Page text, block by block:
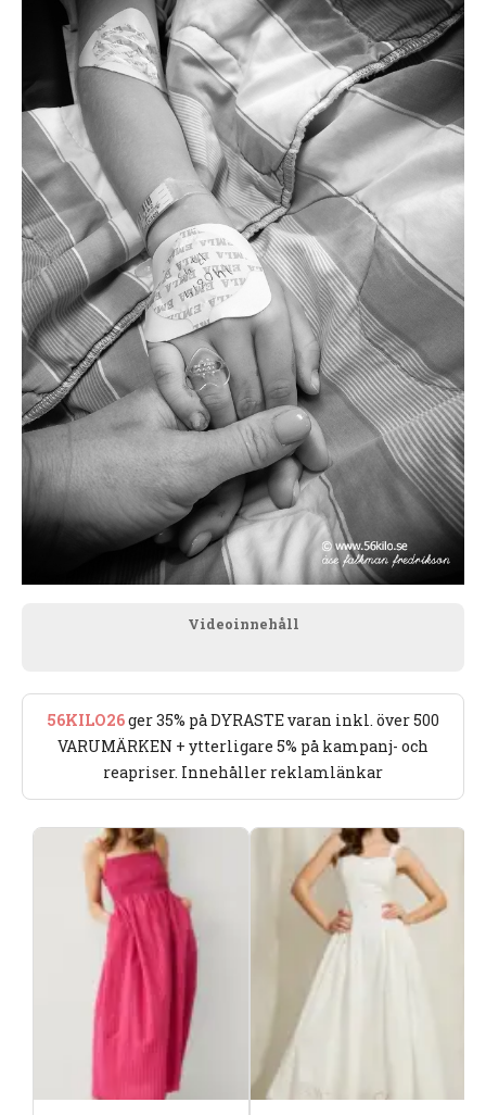
Videoinnehåll
56KILO26ger 35% på DYRASTE varan inkl. över 500
VARUMÄRKEN + ytterligare 5% på kampanj- och
reapriser. Innehåller reklamlänkar